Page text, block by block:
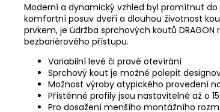
Moderní a dynamický vzhled byl promítnut
komfortní posuv dveří a dlouhou životnost
prvkem, je údržba sprchových koutů
bezbariérového přístupu.
Variabilní levé či pravé otevírání
Sprchový kout je možné polepit
Možnost výroby atypického provedení
Přístěnné profily jsou nastavitelné až o
Pro dosažení menšího montážního